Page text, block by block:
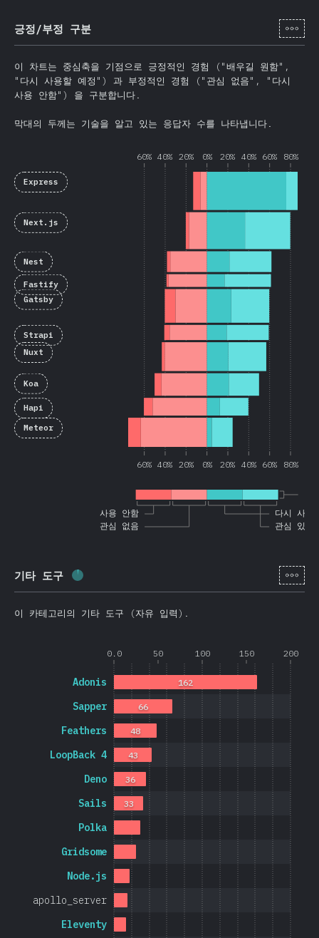
긍정/부정 구분 [ko-
이 차트는 중심축을 기점으로 긍정적인 경험 ("배우길 원함",
"다시 사용할 예정") 과 부정적인 경험 ("관심 없음", "다시
사용 안함") 을 구분합니다.
막대의 두께는 기술을 알고 있는 응답자 수를 나타냅니다.
사용 안함
관심 없음
다시 사용
관심 있음
60% 40% 20% 0% 20% 40% 60% 80%
60% 40% 20% 0% 20% 40% 60% 80%
Express
Next.js
Nest
Fastify
Gatsby
Strapi
Nuxt
Koa
Hapi
Meteor
기타 도구 완료율: [ko-
이 카테고리의 기타 도구 (자유 입력).
0.0 50 100 150 200
Eleventy
apollo_server
Node.js
Gridsome
Polka
Sails
Deno
LoopBack 4
Feathers
Sapper
Adonis
33
36
43
48
66
162